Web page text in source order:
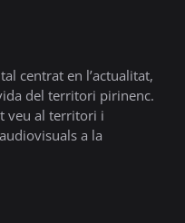
centrat en l’actualitat,
del territori pirinenc.
veu al territori i
a la